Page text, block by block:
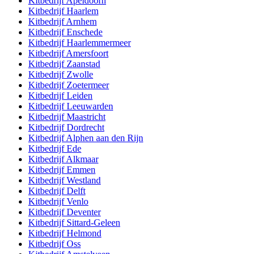
KitbedrijfHaarlem
KitbedrijfArnhem
KitbedrijfEnschede
KitbedrijfHaarlemmermeer
KitbedrijfAmersfoort
Kitbedrijf Zaanstad
Kitbedrijf Zwolle
Kitbedrijf Zoetermeer
KitbedrijfLeiden
KitbedrijfLeeuwarden
KitbedrijfMaastricht
KitbedrijfDordrecht
KitbedrijfAlphen aan den Rijn
KitbedrijfEde
KitbedrijfAlkmaar
KitbedrijfEmmen
KitbedrijfWestland
KitbedrijfDelft
KitbedrijfVenlo
KitbedrijfDeventer
Kitbedrijf Sittard-Geleen
KitbedrijfHelmond
KitbedrijfOss